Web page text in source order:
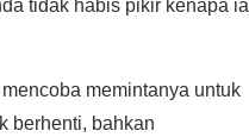
tidak habis pikir kenapa ia
memintanya untuk
berhenti, bahkan